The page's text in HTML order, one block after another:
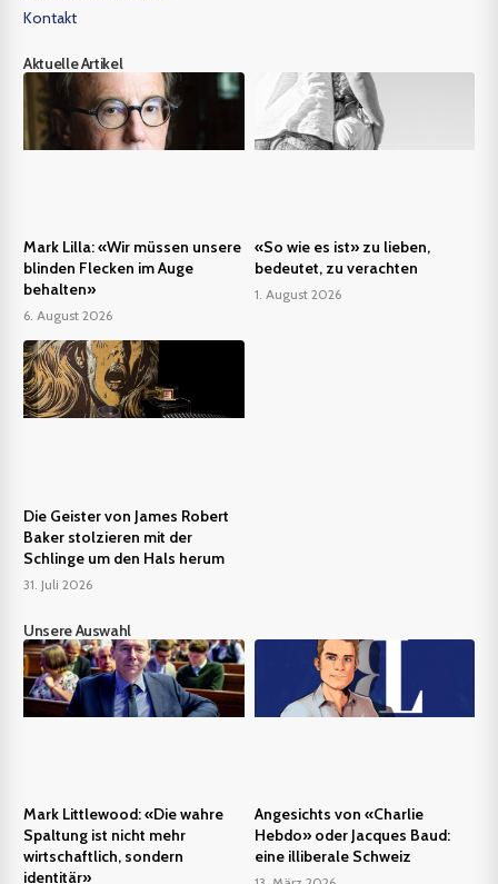
Kontakt
Aktuelle Artikel
Mark Lilla: «Wir müssen unsere
blinden Flecken im Auge
behalten»
6. August 2026
«So wie es ist» zu lieben,
bedeutet, zu verachten
1. August 2026
Die Geister von James Robert
Baker stolzieren mit der
Schlinge um den Hals herum
31. Juli 2026
Unsere Auswahl
Mark Littlewood: «Die wahre
Spaltung ist nicht mehr
wirtschaftlich, sondern
identitär»
Angesichts von «Charlie
Hebdo» oder Jacques Baud:
eine illiberale Schweiz